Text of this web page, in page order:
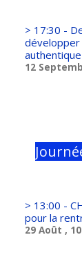
> 17:30 -
authentique
12
> 13:00 -
pour la
29 Août ,